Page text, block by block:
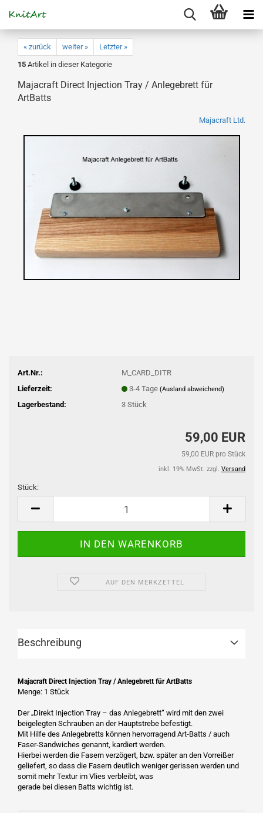
« zurück weiter »
Letzter »
15 Artikel in dieser Kategorie
Majacraft Direct Injection Tray / Anlegebrett für
ArtBatts
Majacraft Ltd.
Art.Nr.:
M_CARD_DITR
Lieferzeit:
3-4 Tage (Ausland abweichend)
Lagerbestand: 3 Stück
59,00 EUR
59,00 EUR pro Stück
inkl. 19% MwSt. zzgl. Versand
Stück:
AUF DEN MERKZETTEL
Beschreibung
Majacraft Direct Injection Tray / Anlegebrett für ArtBatts
Menge: 1 Stück
Der „Direkt Injection Tray – das Anlegebrett“ wird mit den zwei
beigelegten Schrauben an der Hauptstrebe befestigt.
Mit Hilfe des Anlegebretts können hervorragend Art-Batts / auch
Faser-Sandwiches genannt, kardiert werden.
Hierbei werden die Fasern verzögert, bzw. später an den Vorreißer
geliefert, so dass die Fasern deutlich weniger gerissen werden und
somit mehr Textur im Vlies verbleibt, was
gerade bei diesen Batts wichtig ist.